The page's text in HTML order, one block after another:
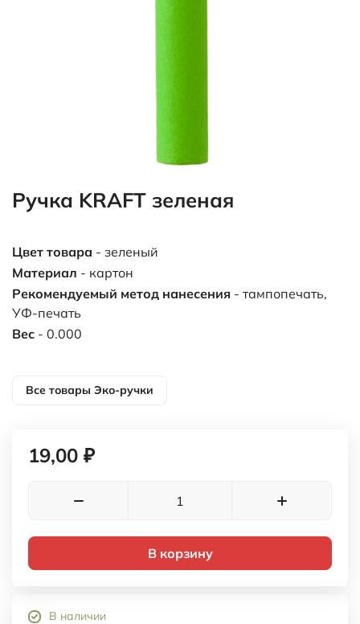
Ручка KRAFT зеленая
Цвет товара - зеленый
Материал - картон
Рекомендуемый метод нанесения - тампопечать,
УФ-печать
Вес - 0.000
Все товары Эко-ручки
19,00 ₽
В корзину
В наличии